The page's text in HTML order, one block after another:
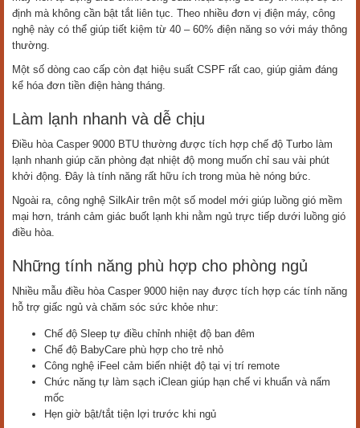
định mà không cần bật tắt liên tục. Theo nhiều đơn vị điện máy, công
nghệ này có thể giúp tiết kiệm từ 40 – 60% điện năng so với máy thông
thường.
Một số dòng cao cấp còn đạt hiệu suất CSPF rất cao, giúp giảm đáng
kể hóa đơn tiền điện hàng tháng.
Làm lạnh nhanh và dễ chịu
Điều hòa Casper 9000 BTU thường được tích hợp chế độ Turbo làm
lạnh nhanh giúp căn phòng đạt nhiệt độ mong muốn chỉ sau vài phút
khởi động. Đây là tính năng rất hữu ích trong mùa hè nóng bức.
Ngoài ra, công nghệ SilkAir trên một số model mới giúp luồng gió mềm
mại hơn, tránh cảm giác buốt lạnh khi nằm ngủ trực tiếp dưới luồng gió
điều hòa.
Những tính năng phù hợp cho phòng ngủ
Nhiều mẫu điều hòa Casper 9000 hiện nay được tích hợp các tính năng
hỗ trợ giấc ngủ và chăm sóc sức khỏe như:
Chế độ Sleep tự điều chỉnh nhiệt độ ban đêm
Chế độ BabyCare phù hợp cho trẻ nhỏ
Công nghệ iFeel cảm biến nhiệt độ tại vị trí remote
Chức năng tự làm sạch iClean giúp hạn chế vi khuẩn và nấm
mốc
Hẹn giờ bật/tắt tiện lợi trước khi ngủ